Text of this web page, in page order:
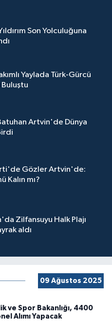
Son Yolculuğuna
Yaylada Türk-Gürcü
Artvin'de Dünya
Gözler Artvin'de:
Kalın mı?
Zilfansuyu Halk Plajı
aldı
09 Ağustos 2025
ve Spor Bakanlığı, 4400
Alımı Yapacak